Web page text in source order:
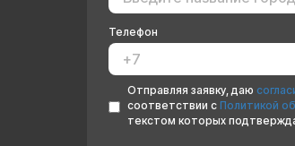
Телефон
Отправляя заявку, даю
соответствии с Политикой
текстом которых